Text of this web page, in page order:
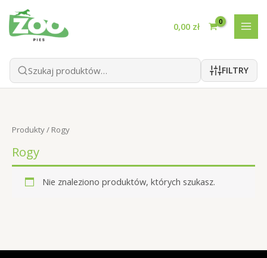
Przejdź
do
treści
0,00 zł
FILTRY
Produkty/ Rogy
Rogy
Nie znaleziono produktów, których szukasz.